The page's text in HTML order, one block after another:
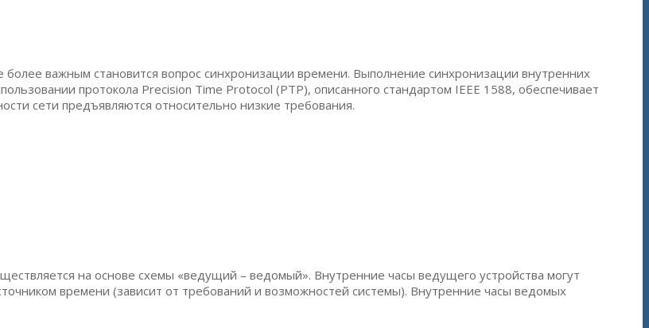
важным становится вопрос синхронизации времени. Выполнение синхронизации внутренних
протокола Precision Time Protocol (PTP), описанного стандартом IEEE 1588, обеспечивает
сети предъявляются относительно низкие требования.
на основе схемы «ведущий – ведомый». Внутренние часы ведущего устройства могут
времени (зависит от требований и возможностей системы). Внутренние часы ведомых